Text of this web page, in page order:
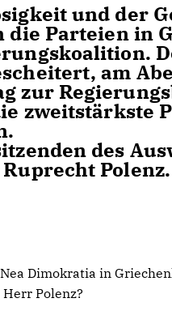
und der
Parteien in
am
zur
zweitstärkste
des
Dimokratia in
Polenz?